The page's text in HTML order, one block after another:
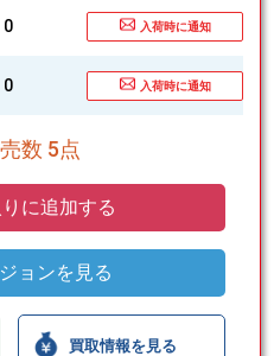
0 入荷時に通知
0 入荷時に通知
数 5点
に追加する
ョンを見る
買取情報を見る